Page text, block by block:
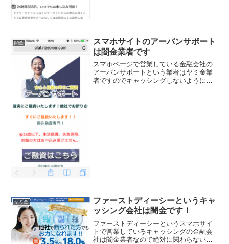
闇金
スマホサイトのアーバンサポート
は闇金業者です
スマホページで営業している金融会社の
アーバンサポートという業者はヤミ金業
者ですのでキャッシングしないようにし
ヤミ金
ファーストディーシーというキャ
ッシング会社は闇金です！
ファーストディーシーというスマホサイ
トで営業しているキャッシングの金融会
社は闇金業者なので絶対に関わらないよ